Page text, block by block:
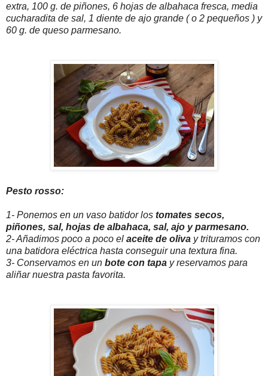
extra, 100 g. de piñones, 6 hojas de albahaca fresca, media
cucharadita de sal, 1 diente de ajo grande ( o 2 pequeños ) y
60 g. de queso parmesano.
Pesto rosso:
1- Ponemos en un vaso batidor los tomates secos,
piñones, sal, hojas de albahaca, sal, ajo y parmesano.
2- Añadimos poco a poco el aceite de oliva y trituramos con
una batidora eléctrica hasta conseguir una textura fina.
3- Conservamos en un bote con tapa y reservamos para
aliñar nuestra pasta favorita.